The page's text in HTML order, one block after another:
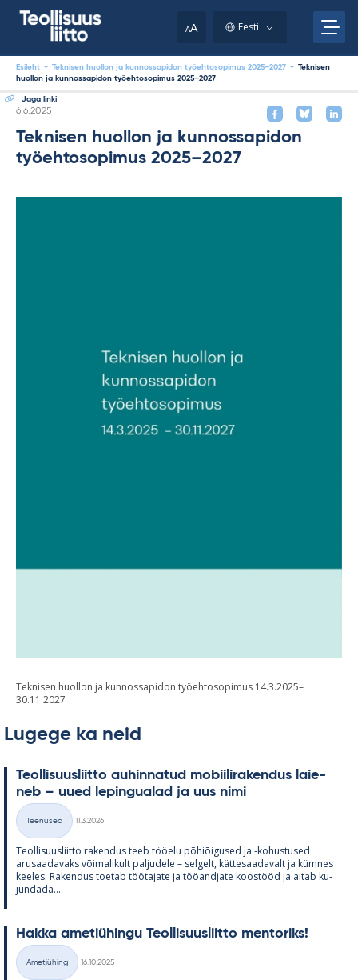
AA Eesti
Esileht - Teknisen huollon ja kunnossapidon työehtosopimus 2025–2027 - Teknisen
huollon ja kunnossapidon työehtosopimus 2025–2027
Jaga linki
Kirjoitettu
6.6.2025
Teknisen huollon ja kunnossapidon
työehtosopimus 2025–2027
Teknisen huollon ja kunnossapidon työehtosopimus 14.3.2025–
30.11.2027
Lugege ka neid
Teol­li­suus­liitto au­hin­na­tud mo­bii­li­ra­ken­dus lai­e­
neb – uued le­pin­gua­lad ja uus nimi
Kategooriad
Teenused
11.3.2026
Teol­li­suus­liitto ra­ken­dus teeb töö­elu põ­hiõi­gused ja -ko­hus­tused
arusaa­da­vaks või­ma­li­kult pal­ju­dele – sel­gelt, kät­te­saa­da­valt ja küm­nes
kee­les. Ra­ken­dus toe­tab töö­ta­jate ja töö­and­jate koos­tööd ja ai­tab ku­
jun­dada...
Hakka ame­tiü­hingu Teol­li­suus­liitto men­to­riks!
Kategooriad
Ametiühing
16.10.2025